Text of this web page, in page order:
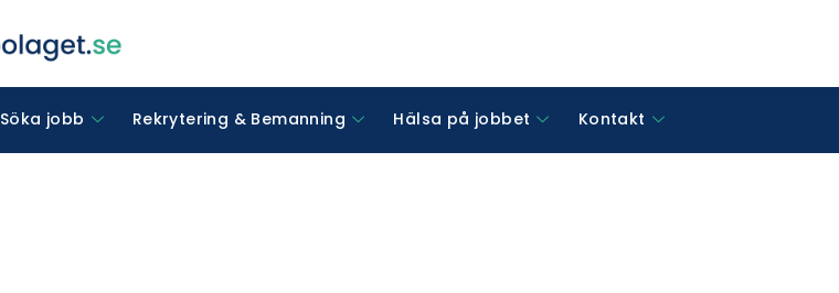
Söka jobb Rekrytering & Bemanning Hälsa på jobbet Kontakt